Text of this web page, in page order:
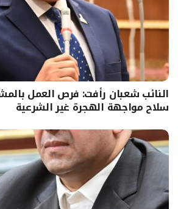
النائب شعبان رأفت: فرص العمل
سلاح مواجهة الهجرة غير الشرعية